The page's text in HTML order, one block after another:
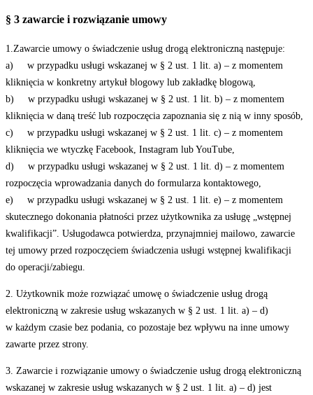
§ 3 zawarcie i rozwiązanie umowy
1.Zawarcie umowy o świadczenie usług drogą elektroniczną następuje:
a) w przypadku usługi wskazanej w § 2 ust. 1 lit. a) – z momentem
kliknięcia w konkretny artykuł blogowy lub zakładkę blogową,
b) w przypadku usługi wskazanej w § 2 ust. 1 lit. b) – z momentem
kliknięcia w daną treść lub rozpoczęcia zapoznania się z nią w inny sposób,
c) w przypadku usługi wskazanej w § 2 ust. 1 lit. c) – z momentem
kliknięcia we wtyczkę Facebook, Instagram lub YouTube,
d) w przypadku usługi wskazanej w § 2 ust. 1 lit. d) – z momentem
rozpoczęcia wprowadzania danych do formularza kontaktowego,
e) w przypadku usługi wskazanej w § 2 ust. 1 lit. e) – z momentem
skutecznego dokonania płatności przez użytkownika za usługę „wstępnej
kwalifikacji”. Usługodawca potwierdza, przynajmniej mailowo, zawarcie
tej umowy przed rozpoczęciem świadczenia usługi wstępnej kwalifikacji
do operacji/zabiegu.
2. Użytkownik może rozwiązać umowę o świadczenie usług drogą
elektroniczną w zakresie usług wskazanych w § 2 ust. 1 lit. a) – d)
w każdym czasie bez podania, co pozostaje bez wpływu na inne umowy
zawarte przez strony.
3. Zawarcie i rozwiązanie umowy o świadczenie usług drogą elektroniczną
wskazanej w zakresie usług wskazanych w § 2 ust. 1 lit. a) – d) jest